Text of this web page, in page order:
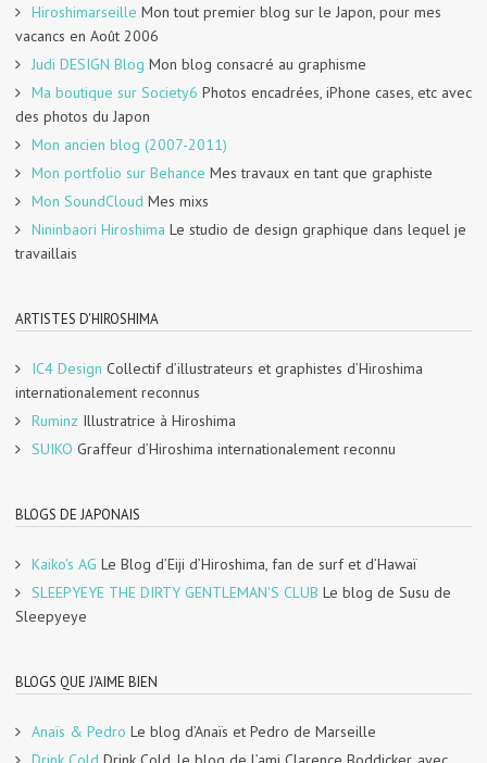
Hiroshimarseille Mon tout premier blog sur le Japon, pour mes
vacancs en Août 2006
Judi DESIGN Blog Mon blog consacré au graphisme
Ma boutique sur Society6 Photos encadrées, iPhone cases, etc avec
des photos du Japon
Mon ancien blog (2007-2011)
Mon portfolio sur Behance Mes travaux en tant que graphiste
Mon SoundCloud Mes mixs
Nininbaori Hiroshima Le studio de design graphique dans lequel je
travaillais
ARTISTES D'HIROSHIMA
IC4 Design Collectif d’illustrateurs et graphistes d’Hiroshima
internationalement reconnus
Ruminz Illustratrice à Hiroshima
SUIKO Graffeur d’Hiroshima internationalement reconnu
BLOGS DE JAPONAIS
Kaiko's AG Le Blog d’Eiji d’Hiroshima, fan de surf et d’Hawaï
SLEEPYEYE THE DIRTY GENTLEMAN'S CLUB Le blog de Susu de
Sleepyeye
BLOGS QUE J'AIME BIEN
Anaïs & Pedro Le blog d’Anaïs et Pedro de Marseille